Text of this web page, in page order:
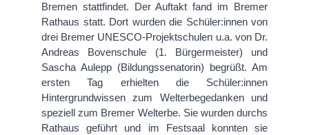
Bremen stattfindet. Der Auftakt fand im Bremer
Rathaus statt. Dort wurden die Schüler:innen von
drei Bremer UNESCO-Projektschulen u.a. von Dr.
Andreas Bovenschule (1. Bürgermeister) und
Sascha Aulepp (Bildungssenatorin) begrüßt. Am
ersten Tag erhielten die Schüler:innen
Hintergrundwissen zum Welterbegedanken und
speziell zum Bremer Welterbe. Sie wurden durchs
Rathaus geführt und im Festsaal konnten sie